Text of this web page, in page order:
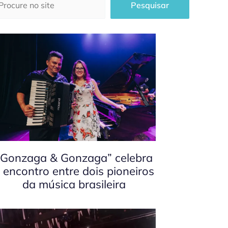
Pesquisar
& Gonzaga” celebra
encontro entre dois pioneiros
da música brasileira